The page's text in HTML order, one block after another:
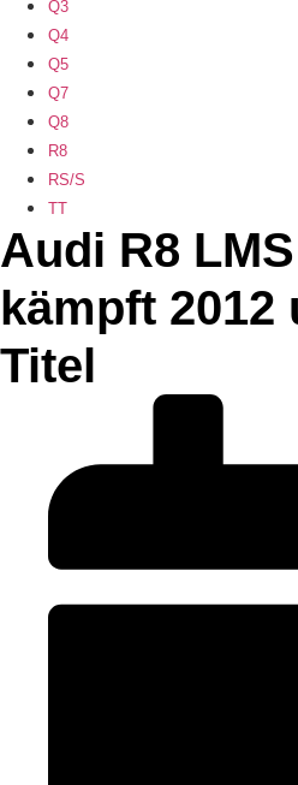
Q3
Q4
Q5
Q7
Q8
R8
RS/S
TT
Audi R8
kämpft 2012
Titel